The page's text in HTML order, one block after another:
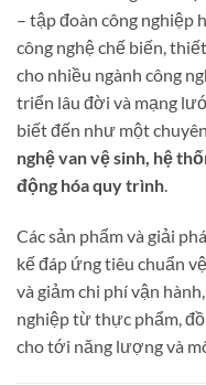
– tập đoàn công nghiệp
công nghệ chế biến,
cho nhiều ngành công
triển lâu đời và mạng
biết đến như một
nghệ van vệ sinh, hệ
động hóa quy trình.
Các sản phẩm và giải
kế đáp ứng tiêu chuẩn
và giảm chi phí vận
nghiệp từ thực phẩm,
cho tới năng lượng và